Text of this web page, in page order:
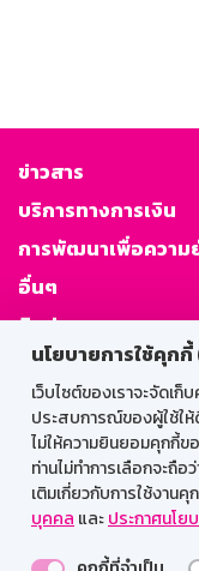
นโยบายการใช้คุก
เว็บไซต์ของเราจะจัดเ
ประสบการณ์ของผู้ใช้ใ
ไม่ให้ความยินยอมคุกกี้ข
ท่านไม่ทำการเลือกจะถื
เติมเกี่ยวกับการใช้งานคุ
บุคคล และประกาศนโย
ข่าวสาร
บริการทางการเงิน
การพัฒนาเพื่อความ
อื่นๆ
ติดต่อเรา
Web HR